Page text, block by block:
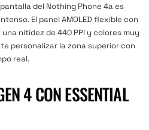
del Nothing Phone 4a es
El panel AMOLED flexible con
nitidez de 440 PPI y colores muy
personalizar la zona superior con
real.
4 CON ESSENTIAL